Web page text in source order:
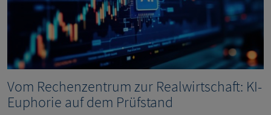
Vom Rechenzentrum zur Realwirtschaft: KI-
Euphorie auf dem Prüfstand